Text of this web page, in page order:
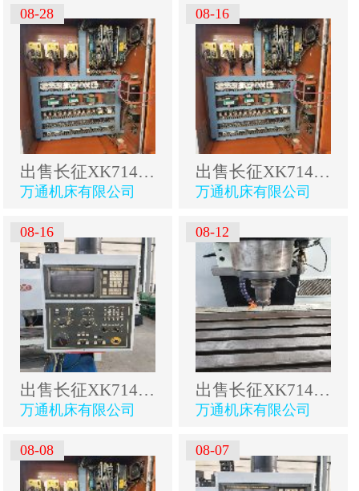
08-28
出售长征XK714B数控床身铣
万通机床有限公司
08-16
出售长征XK714B数控床身铣
万通机床有限公司
08-16
出售长征XK714B数控床身铣
万通机床有限公司
08-12
出售长征XK714B数控床身铣
万通机床有限公司
08-08 08-07